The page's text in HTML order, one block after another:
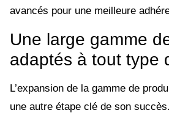
avancés pour une meilleure
Une large gamme
adaptés à tout type
L’expansion de la gamme de
une autre étape clé de son